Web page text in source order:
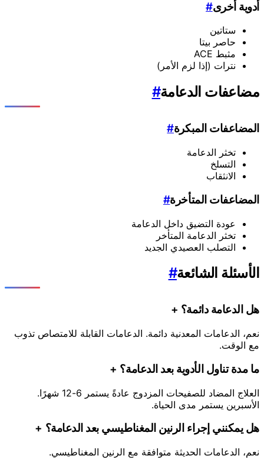
أدوية أخرى#
ستاتين
حاصر بيتا
مثبط ACE
نترات (إذا لزم الأمر)
مضاعفات الدعامة#
المضاعفات المبكرة#
تخثر الدعامة
التسلخ
الانثقاب
المضاعفات المتأخرة#
عودة التضيق داخل الدعامة
تخثر الدعامة المتأخر
التصلب العصيدي الجديد
الأسئلة الشائعة#
هل الدعامة دائمة؟ +
نعم، الدعامات المعدنية دائمة. الدعامات القابلة للامتصاص تذوب
مع الوقت.
ما مدة تناول الأدوية بعد الدعامة؟ +
العلاج المضاد للصفيحات المزدوج عادةً يستمر 6-12 شهرًا.
الأسبرين يستمر مدى الحياة.
هل يمكنني إجراء الرنين المغناطيسي بعد الدعامة؟ +
نعم، الدعامات الحديثة متوافقة مع الرنين المغناطيسي.